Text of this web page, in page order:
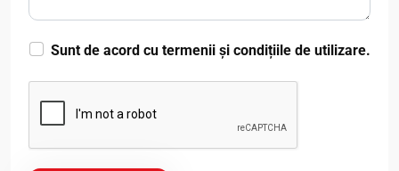
Sunt de acord cu termenii și condițiile de utilizare.